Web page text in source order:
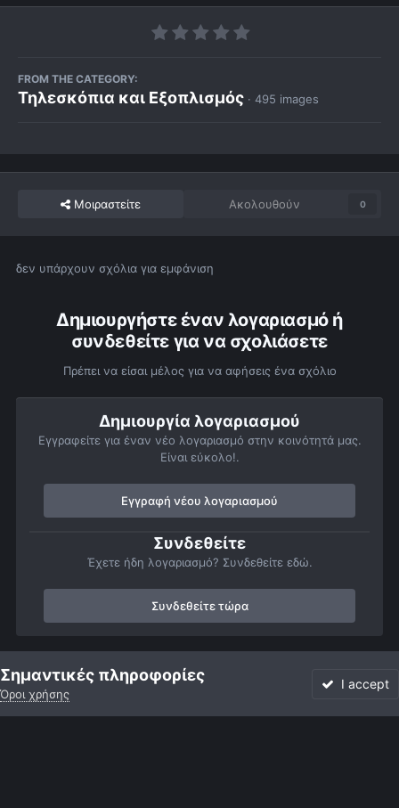
FROM THE CATEGORY:
Τηλεσκόπια και Εξοπλισμός · 495 images
Μοιραστείτε Ακολουθούν 0
δεν υπάρχουν σχόλια για εμφάνιση
Δημιουργήστε έναν λογαριασμό ή
συνδεθείτε για να σχολιάσετε
Πρέπει να είσαι μέλος για να αφήσεις ένα σχόλιο
Δημιουργία λογαριασμού
Εγγραφείτε για έναν νέο λογαριασμό στην κοινότητά μας.
Είναι εύκολο!.
Εγγραφή νέου λογαριασμού
Συνδεθείτε
Έχετε ήδη λογαριασμό? Συνδεθείτε εδώ.
Συνδεθείτε τώρα
Αρχή Αστροφωτογραφίες Τηλεσκόπια και Εξοπλισμός
Σημαντικές πληροφορίες
Όροι χρήσης
I accept
Forum